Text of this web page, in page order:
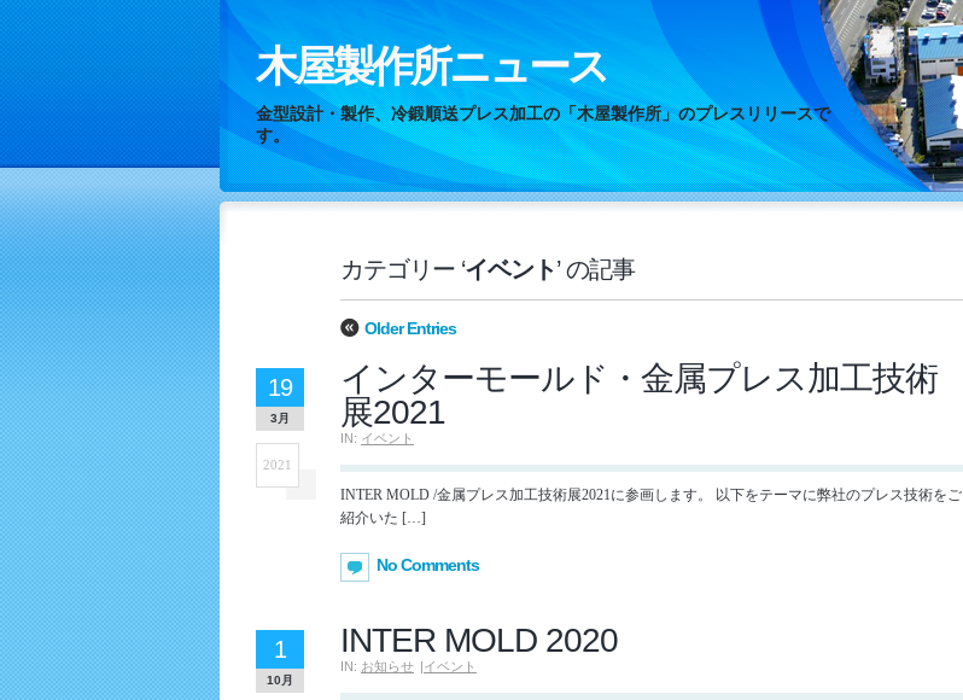
木屋製作所ニュース
金型設計・製作、冷鍛順送プレス加工の「木屋製作所」のプレスリリースで
す。
カテゴリー ‘イベント’ の記事
Older Entries
インターモールド・金属プレス加工技術
展2021
IN: イベント
19
3月
2021
INTER MOLD /金属プレス加工技術展2021に参画します。 以下をテーマに弊社のプレス技術をご
紹介いた […]
No Comments
INTER MOLD 2020
IN: お知らせ |イベント
1
10月